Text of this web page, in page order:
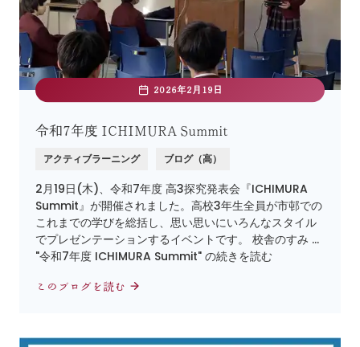
2026年2月19日
令和7年度 ICHIMURA Summit
アクティブラーニング ブログ（高）
2月19日(木)、令和7年度 高3探究発表会『ICHIMURA
Summit』が開催されました。高校3年生全員が市邨での
これまでの学びを総括し、思い思いにいろんなスタイル
でプレゼンテーションするイベントです。 校舎のすみ …
"令和7年度 ICHIMURA Summit" の続きを読む
このブログを読む